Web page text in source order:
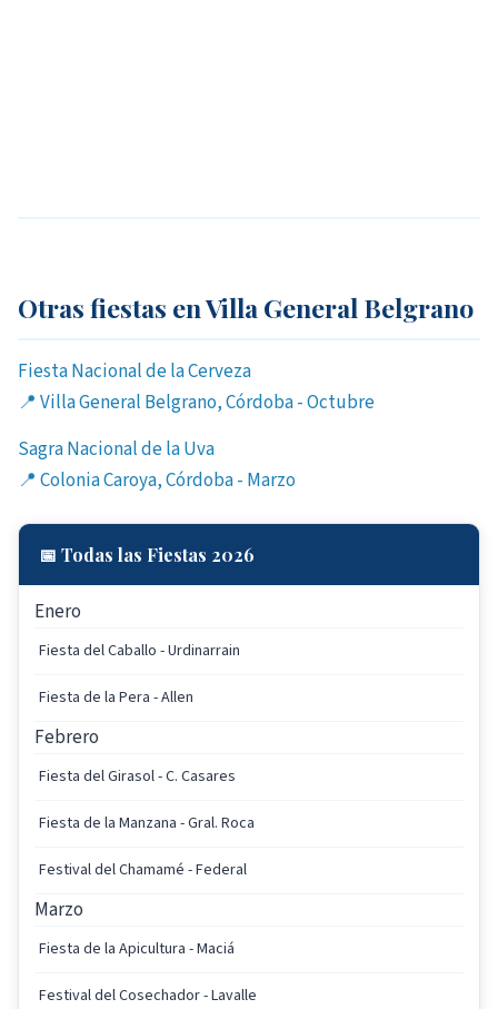
Otras fiestas en Villa General Belgrano
Fiesta Nacional de la Cerveza
📍 Villa General Belgrano, Córdoba - Octubre
Sagra Nacional de la Uva
📍 Colonia Caroya, Córdoba - Marzo
📅 Todas las Fiestas 2026
Enero
Fiesta del Caballo - Urdinarrain
Fiesta de la Pera - Allen
Febrero
Fiesta del Girasol - C. Casares
Fiesta de la Manzana - Gral. Roca
Festival del Chamamé - Federal
Marzo
Fiesta de la Apicultura - Maciá
Festival del Cosechador - Lavalle